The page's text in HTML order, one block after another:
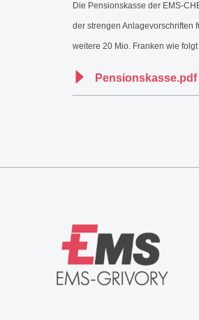
Die Pensionskasse der EMS-
der strengen Anlagevorschriften
weitere 20 Mio. Franken wie
Pensionskasse.pdf